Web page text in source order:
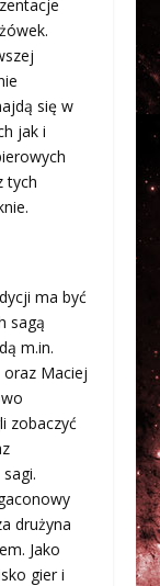
się w
jak i
tych
ma być
sagą
m.in.
oraz Maciej
zobaczyć
drużyna
Jako
gier i